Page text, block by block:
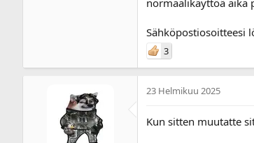
normaalikäyttöä aika
Sähköpostiosoitteesi
3
23 Helmikuu 2025
Kun sitten muutatte